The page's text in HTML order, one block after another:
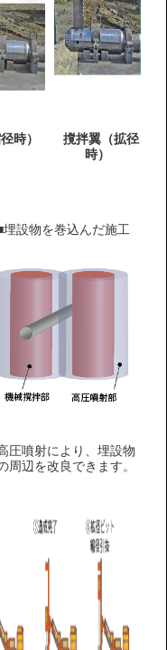
時）
撹拌翼（拡径
時）
埋設物を巻込んだ施工
圧噴射により、埋設物
周辺を改良できます。